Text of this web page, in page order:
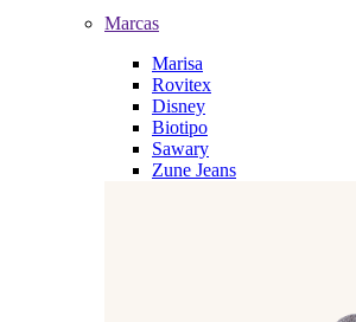
Marcas
Marisa
Rovitex
Disney
Biotipo
Sawary
Zune Jeans